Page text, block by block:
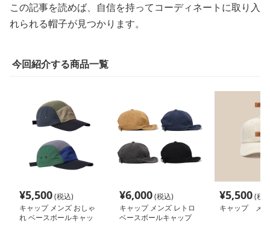
この記事を読めば、自信を持ってコーディネートに取り入
れられる帽子が見つかります。
今回紹介する商品一覧
¥5,500(税込)
キャップ メンズ おしゃ
れ ベースボールキャッ
¥6,000(税込)
キャップ メンズ レトロ
ベースボールキャップ
¥5,500(税
キャップ メ